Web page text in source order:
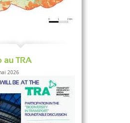
au TRA
2026